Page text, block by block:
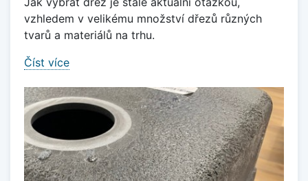
vzhledem v velikému množství dřezů různých
tvarů a materiálů na trhu.
Číst více